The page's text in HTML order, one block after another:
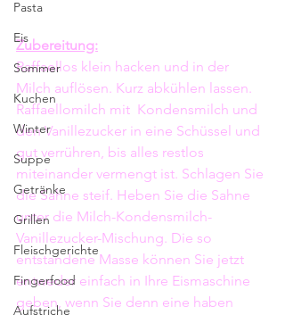
Pasta
Eis
Sommer
Kuchen
Winter
Suppe
Getränke
Grillen
Fleischgerichte
Fingerfood
Aufstriche
Zubereitung:
Raffaellos klein hacken und in der
Milch auflösen. Kurz abkühlen lassen.
Raffaellomilch mit  Kondensmilch und
den Vanillezucker in eine Schüssel und
gut verrühren, bis alles restlos
miteinander vermengt ist. Schlagen Sie
die Sahne steif. Heben Sie die Sahne
unter die Milch-Kondensmilch-
Vanillezucker-Mischung. Die so
entstandene Masse können Sie jetzt
entweder einfach in Ihre Eismaschine
geben, wenn Sie denn eine haben